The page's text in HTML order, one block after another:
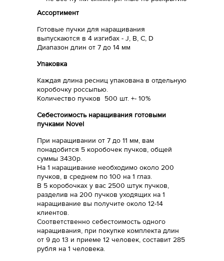
Ассортимент
Готовые пучки для наращивания
выпускаются в 4 изгибах - J, B, C, D
Диапазон длин от 7 до 14 мм
Упаковка
Каждая длина ресниц упакована в отдельную
коробочку россыпью.
Количество пучков 500 шт. +- 10%
Себестоимость наращивания готовыми
пучками Novel
При наращивании от 7 до 11 мм, вам
понадобится 5 коробочек пучков, общей
суммы 3430р.
На 1 наращивание необходимо около 200
пучков, в среднем по 100 на 1 глаз.
В 5 коробочках у вас 2500 штук пучков,
разделив на 200 пучков уходящих на 1
наращивание вы получите около 12-14
клиентов.
Соответственно себестоимость одного
наращивания, при покупке комплекта длин
от 9 до 13 и приеме 12 человек, составит 285
рубля на 1 человека.